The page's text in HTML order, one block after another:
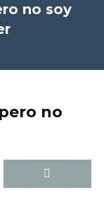
no soy
no